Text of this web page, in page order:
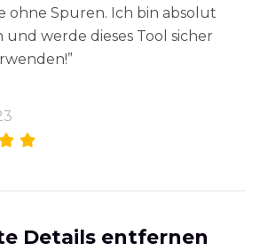
ohne Spuren. Ich bin absolut
und werde dieses Tool sicher
Details entfernen